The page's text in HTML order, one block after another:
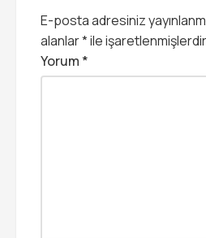
E-posta adresiniz
alanlar*ile işaretlenmişlerdir
Yorum *